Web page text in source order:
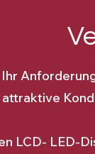
attraktive
LCD- LED-